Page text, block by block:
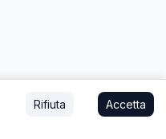
Rifiuta Accetta